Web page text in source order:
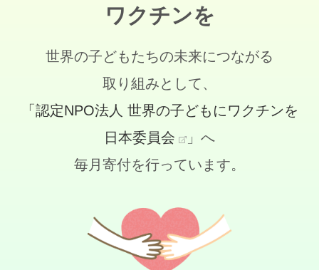
ワクチンを
世界の子どもたちの未来につながる
取り組みとして、
「認定NPO法人 世界の子どもにワクチンを
日本委員会
」へ
毎月寄付を行っています。